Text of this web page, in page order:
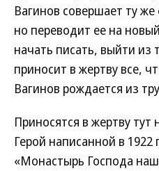
Вагинов совершает ту
но переводит ее на
начать писать, выйти из
приносит в жертву все,
Вагинов рождается из
Приносятся в жертву тут
Герой написанной в 1922
«Монастырь Господа